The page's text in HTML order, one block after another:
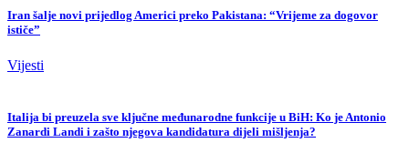
Iran šalje novi prijedlog Americi preko Pakistana: “Vrijeme za dogovor
ističe”
Vijesti
Italija bi preuzela sve ključne međunarodne funkcije u BiH: Ko je Antonio
Zanardi Landi i zašto njegova kandidatura dijeli mišljenja?